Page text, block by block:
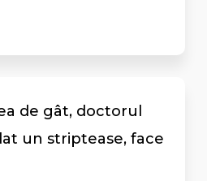
de gât, doctorul
un striptease, face